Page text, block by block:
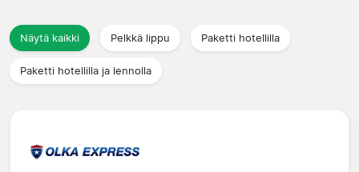
Matkatoimistoja
Näytä kaikki Pelkkä lippu Paketti hotellilla
Paketti hotellilla ja lennolla